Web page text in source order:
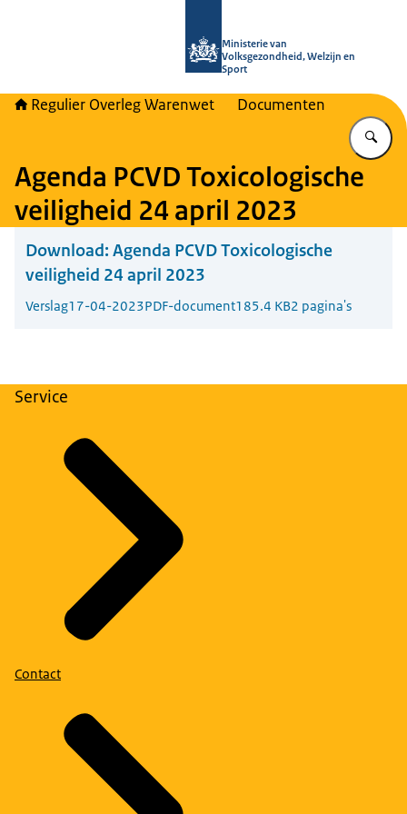
Ministerie van
Volksgezondheid, Welzijn en
Sport
Regulier Overleg Warenwet Documenten
Agenda PCVD Toxicologische
veiligheid 24 april 2023
Download: Agenda PCVD Toxicologische
veiligheid 24 april 2023
Verslag17-04-2023PDF-document185.4 KB2 pagina's
Service
Contact